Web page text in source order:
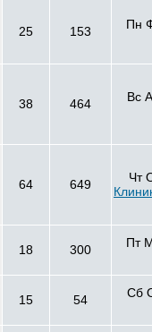
25 153
Пн
38 464
Вс
64 649
Чт
18 300
Пт
15 54
Сб